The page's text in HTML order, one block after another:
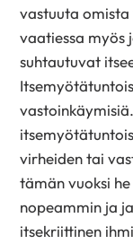
vastuuta
vaatiessa myös
suhtautuvat
virheiden tai
tämän vuoksi
nopeammin ja
itsekriittinen